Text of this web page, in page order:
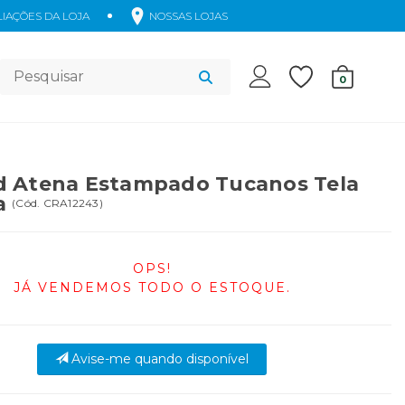
DA LOJA NOSSAS LOJAS
Acessórios 0
Atena Estampado Tucanos Tela
(Cód. CRA12243 )
OPS!
JÁ VENDEMOS TODO O ESTOQUE.
Avise-me quando disponível